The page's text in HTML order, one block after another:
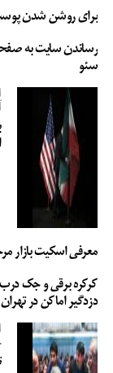
برای روشن شدن
رساندن سایت به
سئو
معرفی اسکیت بازار
کرکره برقی و جک
دزدگیر اماکن در